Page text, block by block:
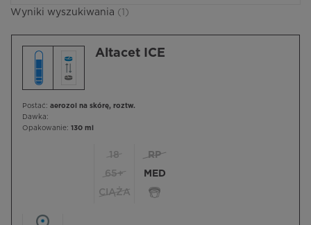
Wyniki wyszukiwania (1)
Altacet ICE
Postać: aerozol na skórę, roztw.
Dawka:
Opakowanie: 130 ml
18
65+
CIĄŻA
RP
MED